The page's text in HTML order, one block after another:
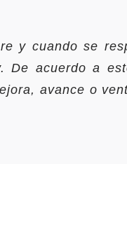
y cuando se
De acuerdo a
avance o